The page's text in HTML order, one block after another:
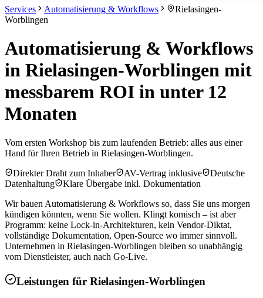
Services Automatisierung & Workflows
Rielasingen-
Worblingen
Automatisierung & Workflows
in Rielasingen-Worblingen mit
messbarem ROI in unter 12
Monaten
Vom ersten Workshop bis zum laufenden Betrieb: alles aus einer
Hand für Ihren Betrieb in Rielasingen-Worblingen.
Direkter Draht zum Inhaber
AV-Vertrag inklusive
Deutsche
Datenhaltung
Klare Übergabe inkl. Dokumentation
Wir bauen Automatisierung & Workflows so, dass Sie uns morgen
kündigen könnten, wenn Sie wollen. Klingt komisch – ist aber
Programm: keine Lock-in-Architekturen, kein Vendor-Diktat,
vollständige Dokumentation, Open-Source wo immer sinnvoll.
Unternehmen in Rielasingen-Worblingen bleiben so unabhängig
vom Dienstleister, auch nach Go-Live.
Leistungen für Rielasingen-Worblingen